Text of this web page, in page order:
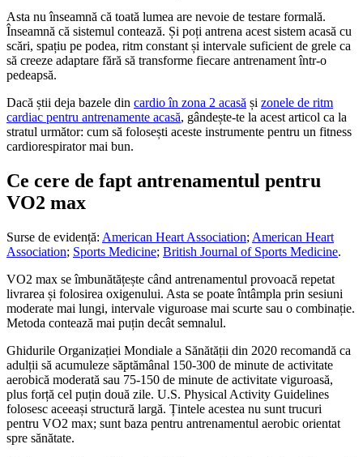
Asta nu înseamnă că toată lumea are nevoie de testare formală.
Înseamnă că sistemul contează. Și poți antrena acest sistem acasă cu
scări, spațiu pe podea, ritm constant și intervale suficient de grele ca
să creeze adaptare fără să transforme fiecare antrenament într-o
pedeapsă.
Dacă știi deja bazele din cardio în zona 2 acasă și zonele de ritm
cardiac pentru antrenamente acasă, gândește-te la acest articol ca la
stratul următor: cum să folosești aceste instrumente pentru un fitness
cardiorespirator mai bun.
Ce cere de fapt antrenamentul pentru
VO2 max
Surse de evidență: American Heart Association; American Heart
Association; Sports Medicine; British Journal of Sports Medicine.
VO2 max se îmbunătățește când antrenamentul provoacă repetat
livrarea și folosirea oxigenului. Asta se poate întâmpla prin sesiuni
moderate mai lungi, intervale viguroase mai scurte sau o combinație.
Metoda contează mai puțin decât semnalul.
Ghidurile Organizației Mondiale a Sănătății din 2020 recomandă ca
adulții să acumuleze săptămânal 150-300 de minute de activitate
aerobică moderată sau 75-150 de minute de activitate viguroasă,
plus forță cel puțin două zile. U.S. Physical Activity Guidelines
folosesc aceeași structură largă. Țintele acestea nu sunt trucuri
pentru VO2 max; sunt baza pentru antrenamentul aerobic orientat
spre sănătate.